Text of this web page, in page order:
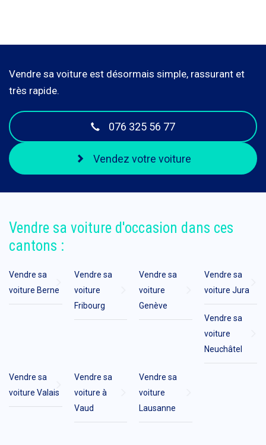
Vendre sa voiture est désormais simple, rassurant et
très rapide.
076 325 56 77
Vendez votre voiture
Vendre sa voiture d'occasion dans ces
cantons :
Vendre sa
voiture Berne
Vendre sa
voiture
Fribourg
Vendre sa
voiture
Genève
Vendre sa
voiture Jura
Vendre sa
voiture
Neuchâtel
Vendre sa
voiture Valais
Vendre sa
voiture à
Vaud
Vendre sa
voiture
Lausanne